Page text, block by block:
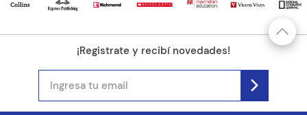
¡Registrate y recibí novedades!